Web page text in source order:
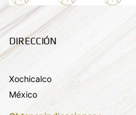
DIRECCIÓN
Xochicalco
México